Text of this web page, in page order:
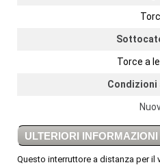
Torce a
ULTERIORI INFORMAZIONI
Questo interruttore a distanza per il